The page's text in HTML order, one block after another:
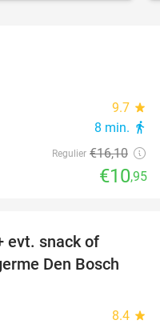
9.7 star
8 min. directions_walk
Regulier €16,10
€10,95
evt. snack of
Den Bosch
8.4 star